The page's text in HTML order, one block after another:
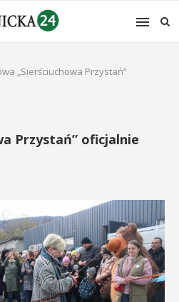
„Sierściuchowa Przystań”
Przystań” oficjalnie